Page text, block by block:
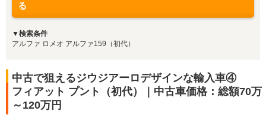
る
▼検索条件
アルファ ロメオ アルファ159（初代）
中古で狙えるジウジアーロデザインな輸入車④
フィアット プント（初代）｜中古車価格：総額70万
～120万円